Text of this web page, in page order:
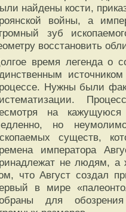
эпоса
собой
себе
найдены кости,
войны, а
зуб
восстановить
время легенда о
Нужны были
на
но
существ,
императора
не людям, а
что Август создал
в мире
для